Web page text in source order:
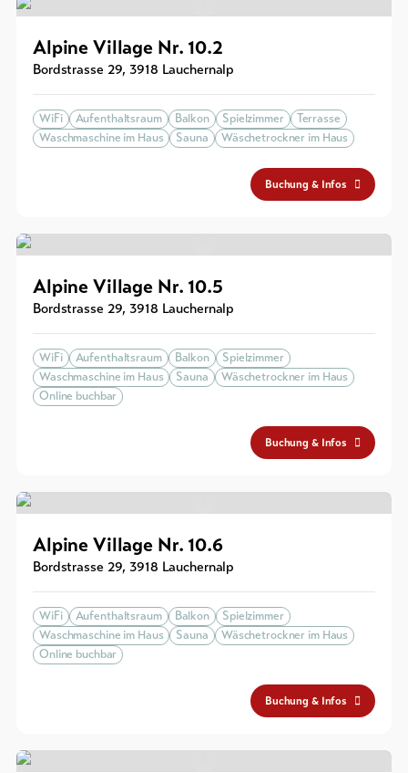
Alpine Village Nr. 10.2
Bordstrasse 29, 3918 Lauchernalp
WiFi Aufenthaltsraum Balkon Spielzimmer
Terrasse
Waschmaschine im Haus
Sauna Wäschetrockner im Haus
Buchung & Infos
Alpine Village Nr. 10.5
Bordstrasse 29, 3918 Lauchernalp
WiFi Aufenthaltsraum Balkon
Spielzimmer
Waschmaschine im Haus
Sauna
Wäschetrockner im Haus
Online buchbar
Buchung & Infos
Alpine Village Nr. 10.6
Bordstrasse 29, 3918 Lauchernalp
WiFi Aufenthaltsraum Balkon
Spielzimmer
Waschmaschine im Haus
Sauna
Wäschetrockner im Haus
Online buchbar
Buchung & Infos